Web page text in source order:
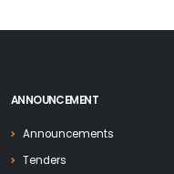
ANNOUNCEMENT
Announcements
Tenders